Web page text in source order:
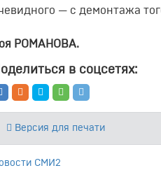
— с демонтажа
РОМАНОВА.
в соцсетях:
Версия для печати
СМИ2